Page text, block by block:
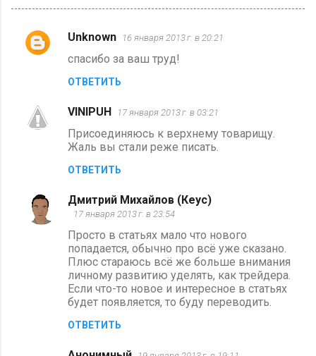
К
е
Unknown 16 января 2013 г. в 20:21
спасибо за ваш труд!
ОТВЕТИТЬ
VINIPUH 17 января 2013 г. в 03:21
Присоединяюсь к верхнему товарищу.
Жаль вы стали реже писать.
ОТВЕТИТЬ
Дмитрий Михайлов (Кеус)
17 января 2013 г. в 23:54
Просто в статьях мало что нового
попадается, обычно про всё уже сказано.
Плюс стараюсь всё же больше внимания
личному развитию уделять, как трейдера.
Если что-то новое и интересное в статьях
будет появляется, то буду переводить.
ОТВЕТИТЬ